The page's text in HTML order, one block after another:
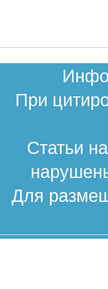
При
Статьи
Для